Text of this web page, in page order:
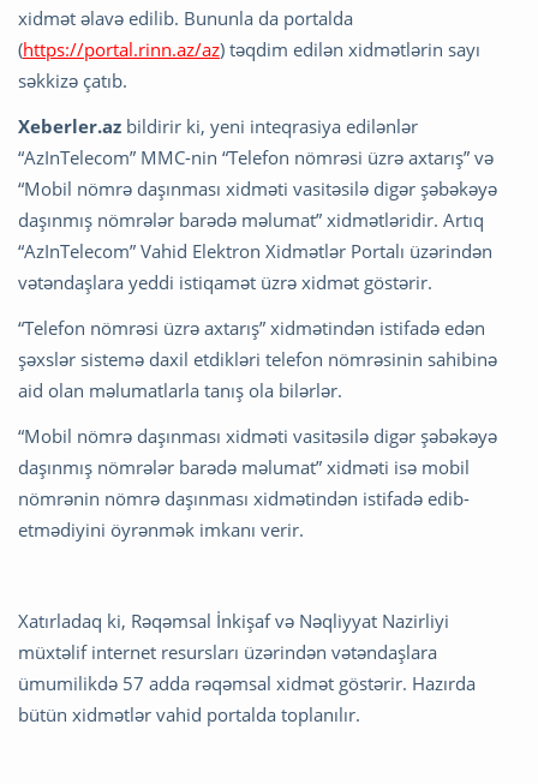
xidmət əlavə edilib. Bununla da portalda
(https://portal.rinn.az/az) təqdim edilən xidmətlərin sayı
səkkizə çatıb.
Xeberler.az bildirir ki, yeni inteqrasiya edilənlər
“AzInTelecom” MMC-nin “Telefon nömrəsi üzrə axtarış” və
“Mobil nömrə daşınması xidməti vasitəsilə digər şəbəkəyə
daşınmış nömrələr barədə məlumat” xidmətləridir. Artıq
“AzInTelecom” Vahid Elektron Xidmətlər Portalı üzərindən
vətəndaşlara yeddi istiqamət üzrə xidmət göstərir.
“Telefon nömrəsi üzrə axtarış” xidmətindən istifadə edən
şəxslər sistemə daxil etdikləri telefon nömrəsinin sahibinə
aid olan məlumatlarla tanış ola bilərlər.
“Mobil nömrə daşınması xidməti vasitəsilə digər şəbəkəyə
daşınmış nömrələr barədə məlumat” xidməti isə mobil
nömrənin nömrə daşınması xidmətindən istifadə edib-
etmədiyini öyrənmək imkanı verir.
Xatırladaq ki, Rəqəmsal İnkişaf və Nəqliyyat Nazirliyi
müxtəlif internet resursları üzərindən vətəndaşlara
ümumilikdə 57 adda rəqəmsal xidmət göstərir. Hazırda
bütün xidmətlər vahid portalda toplanılır.